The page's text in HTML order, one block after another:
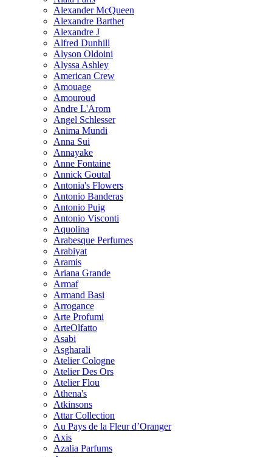
Alexander McQueen
Alexandre Barthet
Alexandre J
Alfred Dunhill
Alyson Oldoini
Alyssa Ashley
American Crew
Amouage
Amouroud
Andre L'Arom
Angel Schlesser
Anima Mundi
Anna Sui
Annayake
Anne Fontaine
Annick Goutal
Antonia's Flowers
Antonio Banderas
Antonio Puig
Antonio Visconti
Aquolina
Arabesque Perfumes
Arabiyat
Aramis
Ariana Grande
Armaf
Armand Basi
Arrogance
Arte Profumi
ArteOlfatto
Asabi
Asgharali
Atelier Cologne
Atelier Des Ors
Atelier Flou
Athena's
Atkinsons
Attar Collection
Au Pays de la Fleur d’Oranger
Axis
Azalia Parfums